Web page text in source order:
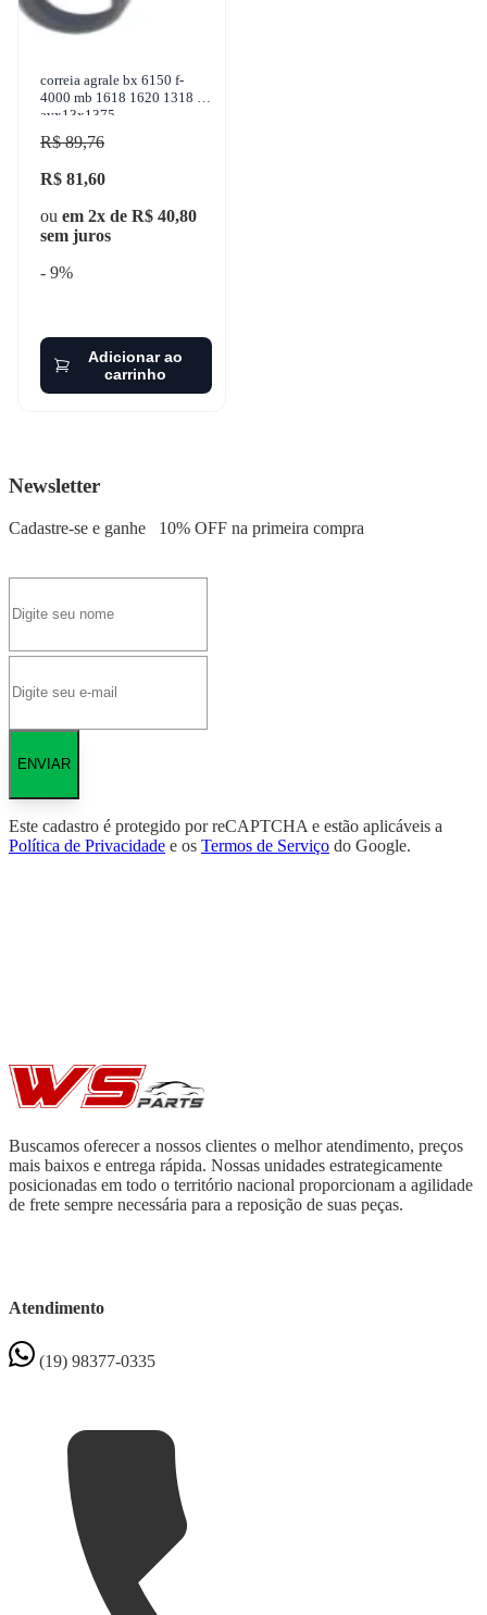
correia agrale bx 6150 f-
4000 mb 1618 1620 1318 -
avx13x1375
R$ 89,76
R$ 81,60
ou em 2x de R$ 40,80
sem juros
- 9%
Adicionar ao
carrinho
Newsletter
Cadastre-se e ganhe 10% OFF na primeira compra
ENVIAR
Este cadastro é protegido por reCAPTCHA e estão aplicáveis a
Política de Privacidade e os Termos de Serviço do Google.
Buscamos oferecer a nossos clientes o melhor atendimento, preços
mais baixos e entrega rápida. Nossas unidades estrategicamente
posicionadas em todo o território nacional proporcionam a agilidade
de frete sempre necessária para a reposição de suas peças.
Atendimento
(19) 98377-0335